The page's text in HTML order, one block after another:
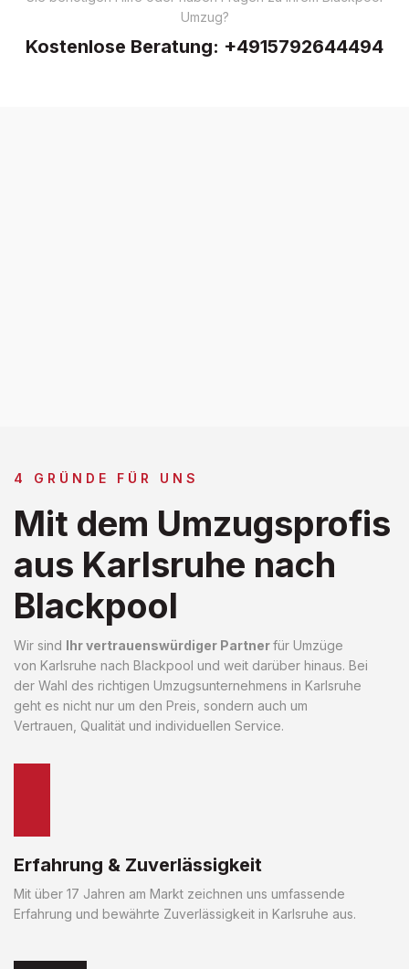
Umzug?
Kostenlose Beratung: +4915792644494
4 GRÜNDE FÜR UNS
Mit dem Umzugsprofis
aus Karlsruhe nach
Blackpool
Wir sind Ihr vertrauenswürdiger Partnerfür Umzüge
von Karlsruhe nach Blackpool und weit darüber hinaus. Bei
der Wahl des richtigen Umzugsunternehmens in Karlsruhe
geht es nicht nur um den Preis, sondern auch um
Vertrauen, Qualität und individuellen Service.
Erfahrung & Zuverlässigkeit
Mit über 17 Jahren am Markt zeichnen uns umfassende
Erfahrung und bewährte Zuverlässigkeit in Karlsruhe aus.